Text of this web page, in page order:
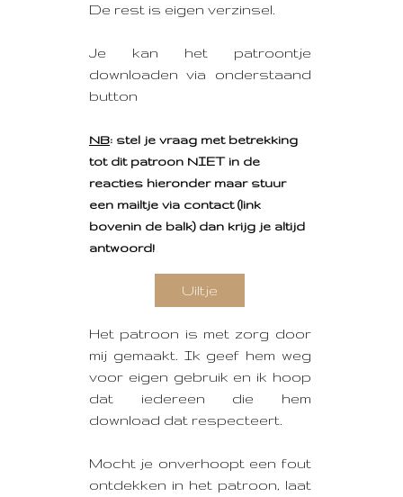
De rest is eigen verzinsel.
Je kan het patroontje
downloaden via onderstaand
button
NB: stel je vraag met betrekking
tot dit patroon NIET in de
reacties hieronder maar stuur
een mailtje via contact (link
bovenin de balk)dan krijg je altijd
antwoord!
Uiltje
Het patroon is met zorg door
mij gemaakt. Ik geef hem weg
voor eigen gebruik en ik hoop
dat iedereen die hem
download dat respecteert.
Mocht je onverhoopt een fout
ontdekken in het patroon, laat